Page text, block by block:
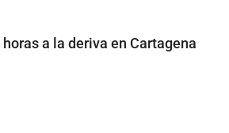
a la deriva en Cartagena